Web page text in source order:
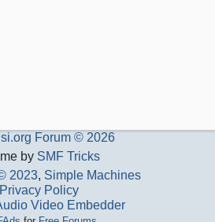
Forum © 2026
by SMF Tricks
2023, Simple Machines
Privacy Policy
Video Embedder